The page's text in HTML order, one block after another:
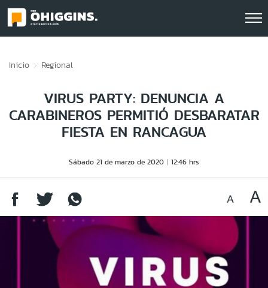
Inicio Regional
VIRUS PARTY: DENUNCIA A
CARABINEROS PERMITIÓ DESBARATAR
FIESTA EN RANCAGUA
Sábado 21 de marzo de 2020 12:46 hrs